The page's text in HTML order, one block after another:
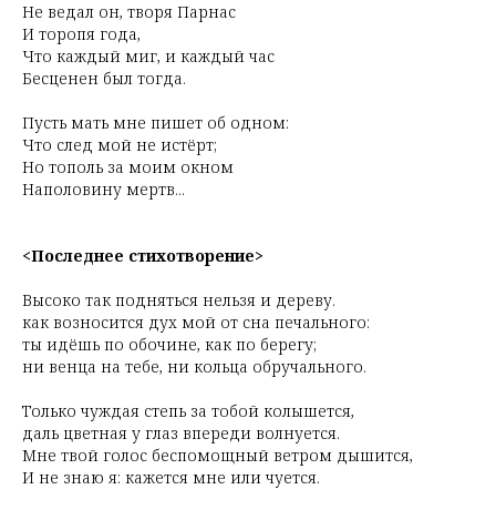
Не ведал он, творя Парнас
И торопя года,
Что каждый миг, и каждый час
Бесценен был тогда.
Пусть мать мне пишет об одном:
Что след мой не истёрт;
Но тополь за моим окном
Наполовину мертв...
<Последнее стихотворение>
Высоко так подняться нельзя и дереву.
как возносится дух мой от сна печального:
ты идёшь по обочине, как по берегу;
ни венца на тебе, ни кольца обручального.
Только чуждая степь за тобой колышется,
даль цветная у глаз впереди волнуется.
Мне твой голос беспомощный ветром дышится,
И не знаю я: кажется мне или чуется.